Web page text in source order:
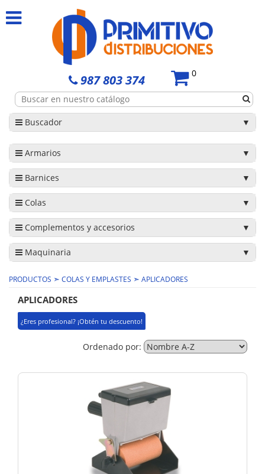
987 803 374 0
Buscador
Armarios
Barnices
Colas
Complementos y accesorios
Maquinaria
PRODUCTOS ➣ COLAS Y EMPLASTES ➣ APLICADORES
APLICADORES
¿Eres profesional? ¡Obtén tu descuento!
Ordenado por: